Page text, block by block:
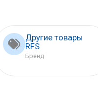
Другие товары
RFS
Бренд